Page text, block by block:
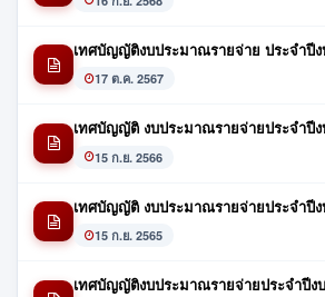
เทศบัญญัติงบประมาณรายจ่าย ประจำปี
17 ต.ค. 2567
เทศบัญญัติ งบประมาณรายจ่ายประจำปี
15 ก.ย. 2566
เทศบัญญัติ งบประมาณรายจ่ายประจำปี
15 ก.ย. 2565
เทศบัญญัติงบประมาณรายจ่ายประจำปี